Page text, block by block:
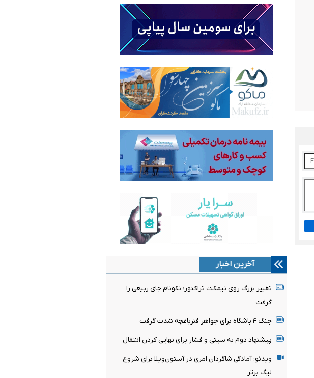
آخرین اخبار
تغییر بزرگ روی نیمکت تراکتور؛ نکونام جای ربیعی را
گرفت
جنگ ۴ باشگاه برای جواهر فنرباغچه شدت گرفت
پیشنهاد دوم به سیتی و فشار برای نهایی کردن انتقال
ویدئو: آمادگی شاگردان امری در آستون‌ویلا برای شروع
لیگ برتر